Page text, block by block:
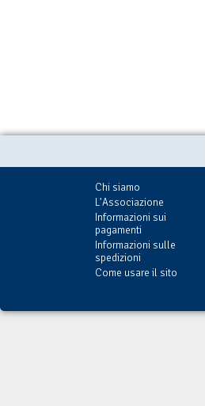
Chi siamo
L'Associazione
Informazioni sui
pagamenti
Informazioni sulle
spedizioni
Come usare il sito